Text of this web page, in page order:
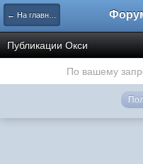
← На главную
Публикации Окси
По вашему